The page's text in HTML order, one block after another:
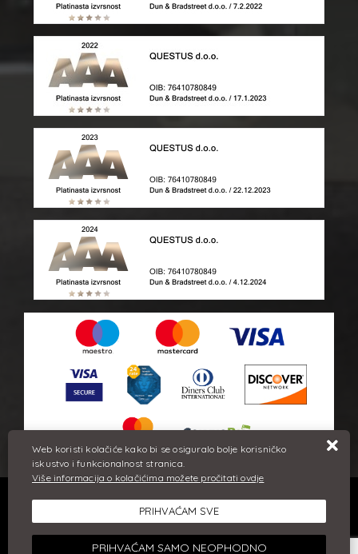
Sve cijene iskazane su u eurima i uključuju PDV. Trudimo se dati
što bolji i točniji opis i sliku. Unatoč tome, ne možemo
garantirati da su svi navedeni podaci i slike u potpunosti točni.
Ne odgovaramo za eventualne pogreške nastale u opisu
Web koristi kolačiće kako bi se osiguralo bolje korisničko
iskustvo i funkcionalnost stranica.
Više informacija o kolačićima možete pročitati ovdje
PRIHVAĆAM SVE
PRIHVAĆAM SAMO NEOPHODNO